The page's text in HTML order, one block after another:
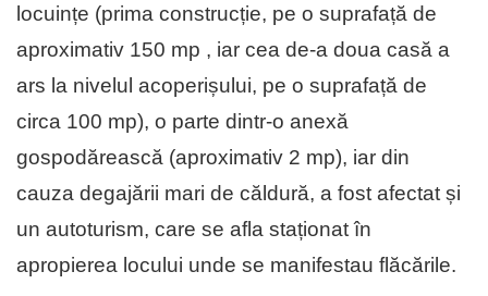
locuințe (prima construcție, pe o suprafață de
aproximativ 150 mp , iar cea de-a doua casă a
ars la nivelul acoperișului, pe o suprafață de
circa 100 mp), o parte dintr-o anexă
gospodărească (aproximativ 2 mp), iar din
cauza degajării mari de căldură, a fost afectat și
un autoturism, care se afla staționat în
apropierea locului unde se manifestau flăcările.